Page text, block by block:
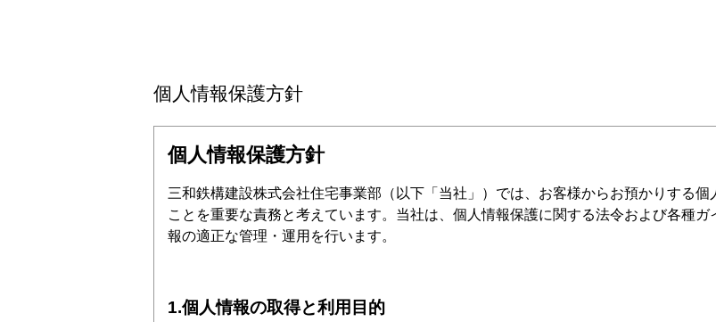
個人情報保護方針
個人情報保護方針
三和鉄構建設株式会社住宅事業部（以下「当社」）では、お客様からお預かりする
ことを重要な責務と考えています。当社は、個人情報保護に関する法令および各種
報の適正な管理・運用を行います。
1.個人情報の取得と利用目的